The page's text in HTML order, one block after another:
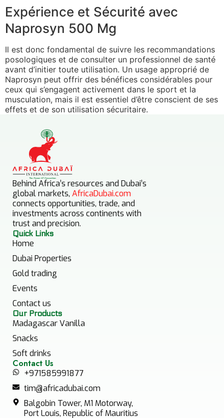
Expérience et Sécurité avec
Naprosyn 500 Mg
Il est donc fondamental de suivre les recommandations
posologiques et de consulter un professionnel de santé
avant d’initier toute utilisation. Un usage approprié de
Naprosyn peut offrir des bénéfices considérables pour
ceux qui s’engagent activement dans le sport et la
musculation, mais il est essentiel d’être conscient de ses
effets et de son utilisation sécuritaire.
Behind Africa’s resources and Dubai’s
global markets, AfricaDubai.com
connects opportunities, trade, and
investments across continents with
trust and precision.
Quick Links
Home
Dubai Properties
Gold trading
Events
Contact us
Our Products
Madagascar Vanilla
Snacks
Soft drinks
Contact Us
+971585991877
tim@africadubai.com
Balgobin Tower, M1 Motorway,
Port Louis, Republic of Mauritius